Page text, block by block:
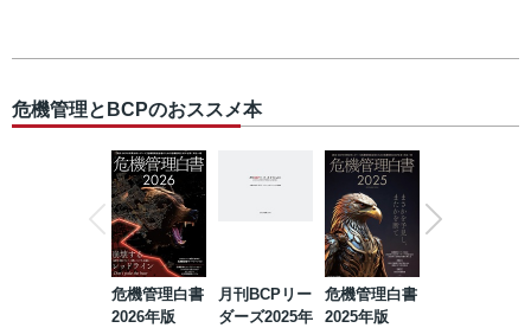
危機管理とBCPのおススメ本
危機管理白書
2026年版
月刊BCPリー
ダーズ2025年
危機管理白書
2025年版